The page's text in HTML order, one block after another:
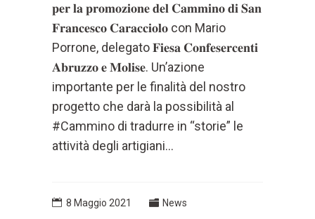
𝐩𝐞𝐫 𝐥𝐚 𝐩𝐫𝐨𝐦𝐨𝐳𝐢𝐨𝐧𝐞 𝐝𝐞𝐥 𝐂𝐚𝐦𝐦𝐢𝐧𝐨 𝐝𝐢 𝐒𝐚𝐧
𝐅𝐫𝐚𝐧𝐜𝐞𝐬𝐜𝐨 𝐂𝐚𝐫𝐚𝐜𝐜𝐢𝐨𝐥𝐨 con Mario
Porrone, delegato 𝐅𝐢𝐞𝐬𝐚 𝐂𝐨𝐧𝐟𝐞𝐬𝐞𝐫𝐜𝐞𝐧𝐭𝐢
𝐀𝐛𝐫𝐮𝐳𝐳𝐨 𝐞 𝐌𝐨𝐥𝐢𝐬𝐞. Un’azione
importante per le finalità del nostro
progetto che darà la possibilità al
#Cammino di tradurre in “storie” le
attività degli artigiani...
8 Maggio 2021 News